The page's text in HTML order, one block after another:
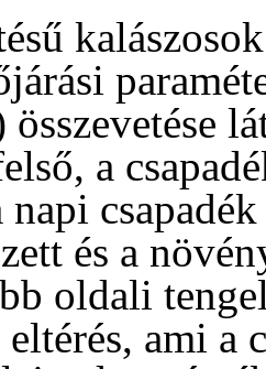
a
és a
oldali
ami a